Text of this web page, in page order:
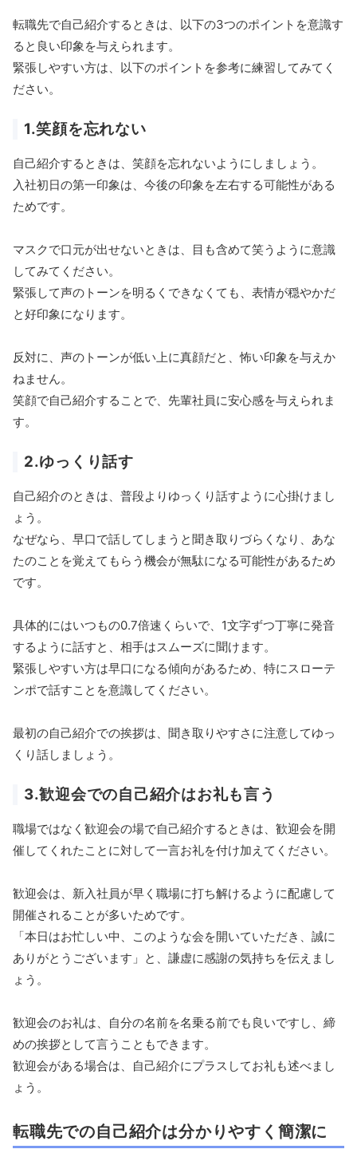
転職先で自己紹介するときは、以下の3つのポイントを意識す
ると良い印象を与えられます。
緊張しやすい方は、以下のポイントを参考に練習してみてく
ださい。
1.笑顔を忘れない
自己紹介するときは、笑顔を忘れないようにしましょう。
入社初日の第一印象は、今後の印象を左右する可能性がある
ためです。
マスクで口元が出せないときは、目も含めて笑うように意識
してみてください。
緊張して声のトーンを明るくできなくても、表情が穏やかだ
と好印象になります。
反対に、声のトーンが低い上に真顔だと、怖い印象を与えか
ねません。
笑顔で自己紹介することで、先輩社員に安心感を与えられま
す。
2.ゆっくり話す
自己紹介のときは、普段よりゆっくり話すように心掛けまし
ょう。
なぜなら、早口で話してしまうと聞き取りづらくなり、あな
たのことを覚えてもらう機会が無駄になる可能性があるため
です。
具体的にはいつもの0.7倍速くらいで、1文字ずつ丁寧に発音
するように話すと、相手はスムーズに聞けます。
緊張しやすい方は早口になる傾向があるため、特にスローテ
ンポで話すことを意識してください。
最初の自己紹介での挨拶は、聞き取りやすさに注意してゆっ
くり話しましょう。
3.歓迎会での自己紹介はお礼も言う
職場ではなく歓迎会の場で自己紹介するときは、歓迎会を開
催してくれたことに対して一言お礼を付け加えてください。
歓迎会は、新入社員が早く職場に打ち解けるように配慮して
開催されることが多いためです。
「本日はお忙しい中、このような会を開いていただき、誠に
ありがとうございます」と、謙虚に感謝の気持ちを伝えまし
ょう。
歓迎会のお礼は、自分の名前を名乗る前でも良いですし、締
めの挨拶として言うこともできます。
歓迎会がある場合は、自己紹介にプラスしてお礼も述べまし
ょう。
転職先での自己紹介は分かりやすく簡潔に